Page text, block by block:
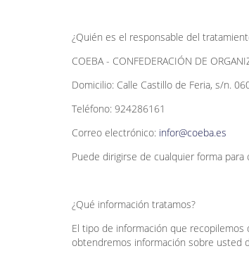
¿Quién es el responsable del
COEBA - CONFEDERACIÓN DE
Domicilio: Calle Castillo de Feria, s/n.
Teléfono: 924286161
Correo electrónico: infor@coeba.es
Puede dirigirse de cualquier forma
¿Qué información tratamos?
El tipo de información que
obtendremos información sobre usted